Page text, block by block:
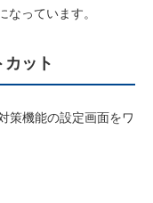
っています。
ット
策機能の設定画面をワ